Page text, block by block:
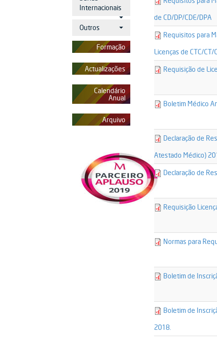
Internacionais
Outros
Formação
Actualizações
Calendário
Anual
Arquivo
de CD/DP/CDE/DPA
14835-
Requisitos para
Licenças de CTC/CT/
28385-
Requisição de
25032-
Boletim Médico
25084-
Declaração de
Atestado Médico)
25085-Declaração de
25086-
Requisição
20935-
Normas para
25087-
Boletim de
25108-
Boletim de
2018.